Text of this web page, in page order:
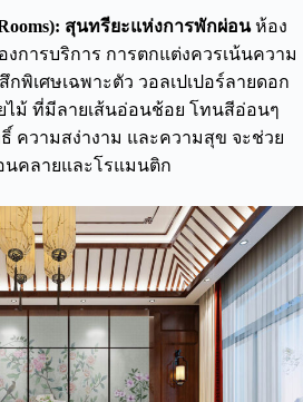
สุนทรียะแห่งการพักผ่อนห้อง
การบริการ การตกแต่งควรเน้นความ
พิเศษเฉพาะตัว วอลเปเปอร์ลายดอก
ไม้ ที่มีลายเส้นอ่อนช้อย โทนสีอ่อนๆ
ความสง่างาม และความสุข จะช่วย
นคลายและโรแมนติก